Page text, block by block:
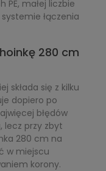
małej liczbie
łączenia
280 cm
składa się z kilku
dopiero po
błędów
lecz przy zbyt
280 cm na
w miejscu
korony.